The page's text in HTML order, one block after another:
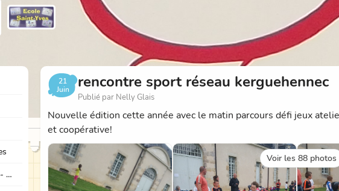
Les projets pour l'année 2025- 2026: école dehors, journées partage des classes, et coopération avec les résidents de l'EHPAD
21
Juin
rencontre sport réseau kerguehennec
Publié par Nelly Glais
Nouvelle édition cette année avec le matin parcours défi jeux
et coopérative!
Voir les 88 photos